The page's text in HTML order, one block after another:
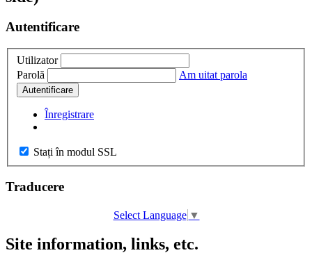
Autentificare
Utilizator
Parolă
Am uitat parola
Autentificare
Înregistrare
Stați în modul SSL
Traducere
Select Language ▼
Site information, links, etc.